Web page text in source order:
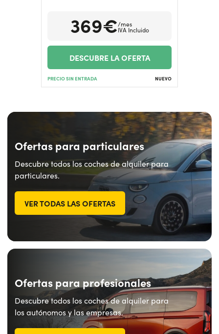
¿Necesitas ayuda?369€/mes
IVA Incluido
DESCUBRE LA OFERTA
PRECIO SIN ENTRADA NUEVO
Ofertas para particulares
Descubre todos los coches de alquiler para
particulares.
VER TODAS LAS OFERTAS
Ofertas para profesionales
Descubre todos los coches de alquiler para
los autónomos y las empresas.